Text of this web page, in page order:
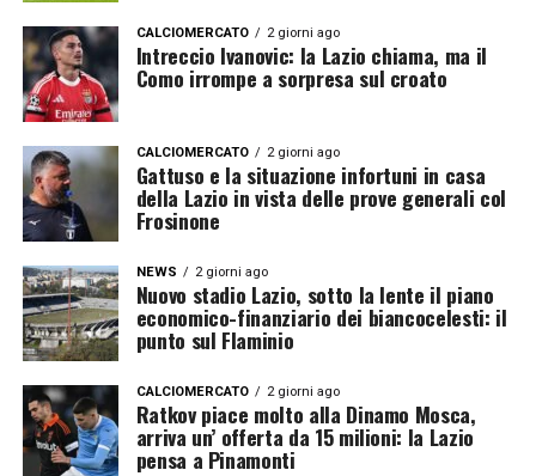
CALCIOMERCATO 2 giorni ago
Intreccio Ivanovic: la Lazio chiama, ma il
Como irrompe a sorpresa sul croato
CALCIOMERCATO 2 giorni ago
Gattuso e la situazione infortuni in casa
della Lazio in vista delle prove generali col
Frosinone
NEWS 2 giorni ago
Nuovo stadio Lazio, sotto la lente il piano
economico-finanziario dei biancocelesti: il
punto sul Flaminio
CALCIOMERCATO 2 giorni ago
Ratkov piace molto alla Dinamo Mosca,
arriva un’ offerta da 15 milioni: la Lazio
pensa a Pinamonti